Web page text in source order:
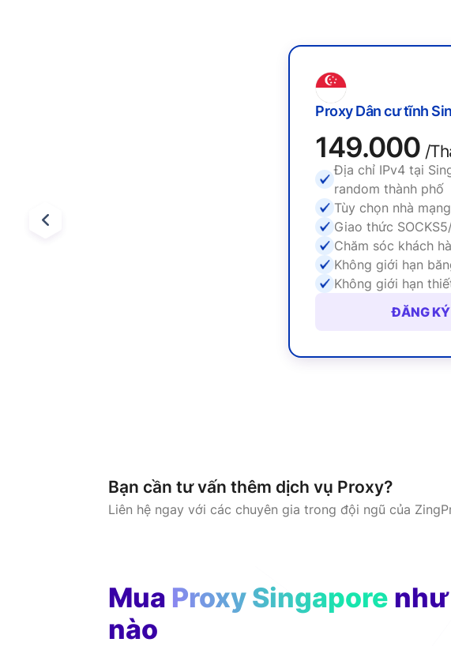
Bạn cần tư vấn thêm dịch vụ Proxy?
Liên hệ ngay với các chuyên gia trong đội ngũ của
Mua Proxy Singapore
nào